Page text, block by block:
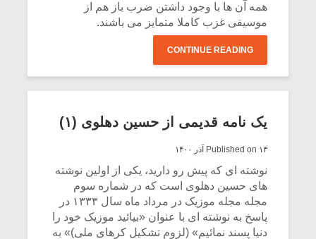
همه آن ها با وجود داشتن ضرب باز هم از
موسیقی غزب کاملا متمایز می باشند.
CONTINUE READING
یک نامه قدیمی از حسین دهلوی (۱)
Published on ۱۳ آذر ۱۴۰۰
نوشته ای که پیش رو دارید، یکی از اولین نوشته
های حسین دهلوی است که در شماره سوم
مجله مجله موزیک در مرداد ماه سال ۱۳۳۳ در
پاسخ به نوشته ای با عنوان «بیائید موزیک خود را
دنیا پسند نمائیم» (لزوم تشکیل کرهای ملی)» به